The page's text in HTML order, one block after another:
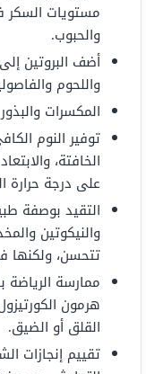
مستويات السكر
والحبوب.
أضف البروتين
واللحوم
المكسرات
توفير النوم
الخافتة،
على درجة حرارة
التقيد بوصفة
والنيكوتين
تتحسن، ولكنها
ممارسة
هرمون
القلق أو الضيق.
تقييم إنجازات